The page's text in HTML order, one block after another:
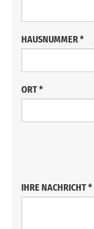
HAUSNUMMER*
ORT*
IHRE NACHRICHT*